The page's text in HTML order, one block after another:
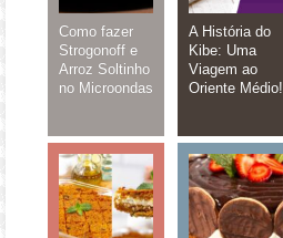
Como fazer
Strogonoff e
Arroz Soltinho
no Microondas
A História do
Kibe: Uma
Viagem ao
Oriente Médio!